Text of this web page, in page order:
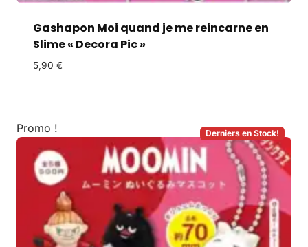
Gashapon Moi quand je me reincarne en
Slime « Decora Pic »
5,90 €
Derniers en Stock!
Promo !